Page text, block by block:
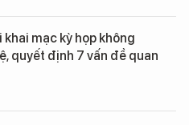
khai mạc kỳ họp không
quyết định 7 vấn đề quan